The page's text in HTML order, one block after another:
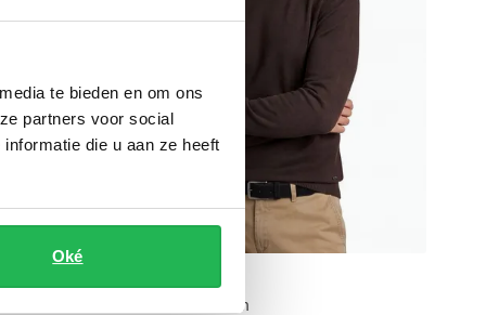
te bieden en om ons
partners voor social
die u aan ze heeft
Oké
coltrui bruin katoen